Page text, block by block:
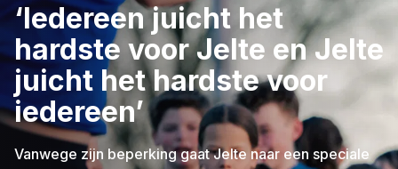
‘Iedereen juicht het
hardste voor Jelte en Jelte
juicht het hardste voor
iedereen’
Vanwege zijn beperking gaat Jelte naar een speciale